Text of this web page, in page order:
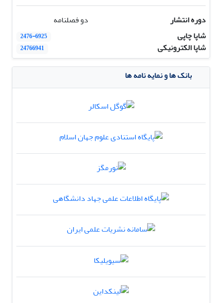
دوره انتشار
دو فصلنامه
شاپا چاپی
2476-6925
شاپا الکترونیکی 24766941
بانک ها و نمایه نامه ها